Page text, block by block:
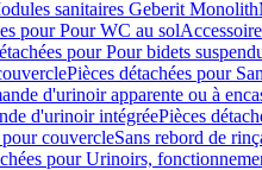
sanitaires Geberit Monolith
pour Pour WC au sol
pour Pour bidets
Pièces détachées pour
d'urinoir apparente ou à
d'urinoir intégréePièces
couvercleSans rebord de
pour Urinoirs,